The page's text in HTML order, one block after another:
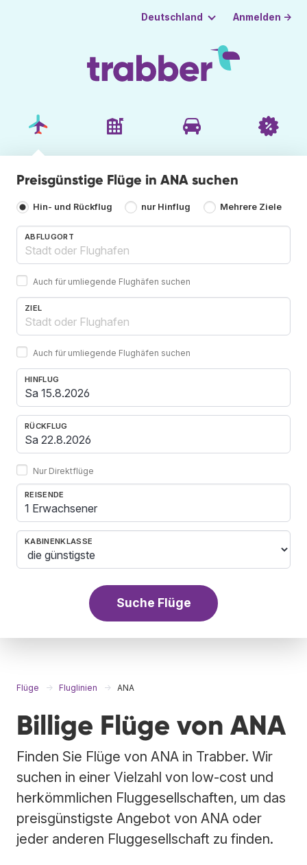
Deutschland Anmelden →
Preisgünstige Flüge in ANA suchen
Hin- und Rückflug nur Hinflug Mehrere Ziele
ABFLUGORT
Auch für umliegende Flughäfen suchen
ZIEL
Auch für umliegende Flughäfen suchen
HINFLUG
RÜCKFLUG
Nur Direktflüge
REISENDE
1 Erwachsener
KABINENKLASSE
Suche Flüge
Flüge Fluglinien ANA
Billige Flüge von ANA
Finden Sie Flüge von ANA in Trabber. Wir
suchen in einer Vielzahl von low-cost und
herkömmlichen Fluggesellschaften, um das
preisgünstigste Angebot von ANA oder
jeder anderen Fluggesellschaft zu finden.